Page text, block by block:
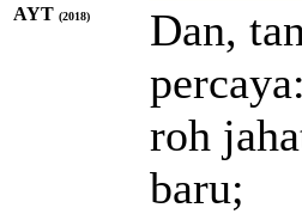
AYT (2018)
Dan,
roh
baru;